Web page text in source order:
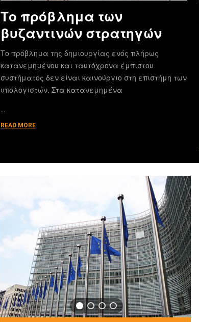
Το πρόβλημα των
βυζαντινών στρατηγών
Το πρόβλημα της δημιουργίας ενός πλήρως
κατανεμημένου και ταυτόχρονα έμπιστου
συστήματος δεν είναι καινούργιο στη επιστήμη των
υπολογιστών. Στα κατανεμημένα
READ MORE